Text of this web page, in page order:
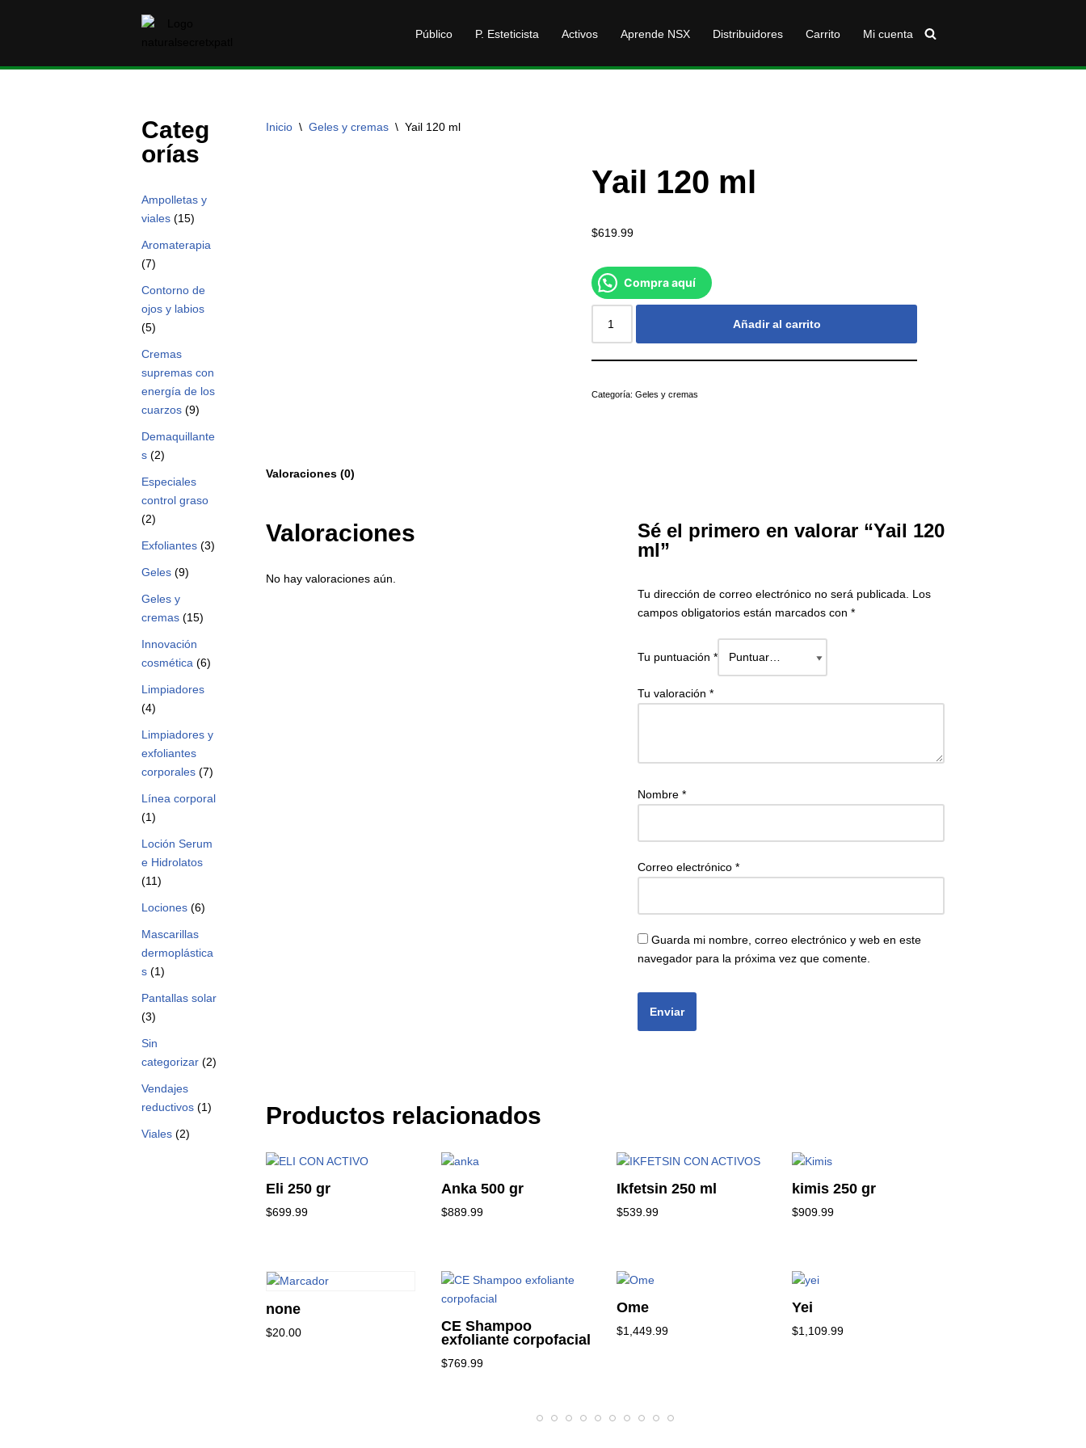
Público P. Esteticista Activos Aprende NSX Distribuidores Carrito Mi cuenta
Categ
orías
Ampolletas y
viales (15)
Aromaterapia
(7)
Contorno de
ojos y labios
(5)
Cremas
supremas con
energía de los
cuarzos (9)
Demaquillante
s (2)
Especiales
control graso
(2)
Exfoliantes (3)
Geles (9)
Geles y
cremas (15)
Innovación
cosmética (6)
Limpiadores
(4)
Limpiadores y
exfoliantes
corporales (7)
Línea corporal
(1)
Loción Serum
e Hidrolatos
(11)
Lociones (6)
Mascarillas
dermoplástica
s (1)
Pantallas solar
(3)
Sin
categorizar (2)
Vendajes
reductivos (1)
Viales (2)
Inicio \ Geles y cremas \ Yail 120 ml
Yail 120 ml
$619.99
Compra aquí
Añadir al carrito
Categoría: Geles y cremas
Valoraciones (0)
Valoraciones
No hay valoraciones aún.
Sé el primero en valorar “Yail 120
ml”
Tu dirección de correo electrónico no será publicada.
Los
campos obligatorios están marcados con *
Tu puntuación *
Tu valoración *
Nombre *
Correo electrónico *
Guarda mi nombre, correo electrónico y web en este
navegador para la próxima vez que comente.
Productos relacionados
Eli 250 gr
$699.99
Anka 500 gr
$889.99
Ikfetsin 250 ml
$539.99
kimis 250 gr
$909.99
none
$20.00
CE Shampoo
exfoliante corpofacial
$769.99
Ome
$1,449.99
Yei
$1,109.99